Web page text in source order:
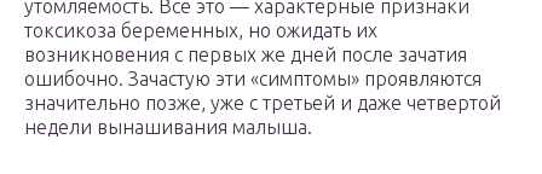
утомляемость. Все это — характерные признаки
токсикоза беременных, но ожидать их
возникновения с первых же дней после зачатия
ошибочно. Зачастую эти «симптомы» проявляются
значительно позже, уже с третьей и даже четвертой
недели вынашивания малыша.